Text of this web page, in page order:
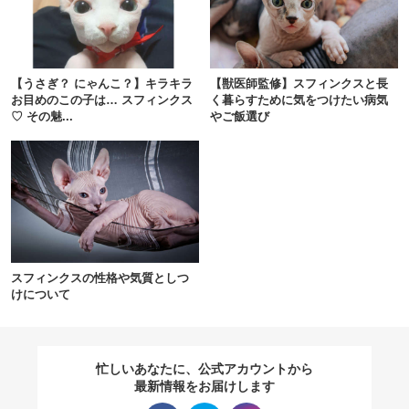
【うさぎ？ にゃんこ？】キラキラ
お目めのこの子は… スフィンクス
♡ その魅...
【獣医師監修】スフィンクスと長
く暮らすために気をつけたい病気
やご飯選び
スフィンクスの性格や気質としつ
けについて
忙しいあなたに、公式アカウントから
最新情報をお届けします
閉じる
pecodogs
いぬ部をフォロー
アプリをダウンロードする